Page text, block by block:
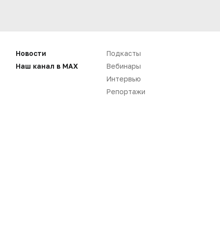
Нет комментариев
Вы не можете оставлять
Новости
Наш канал в MAX
Подкасты
Вебинары
Интервью
Репортажи